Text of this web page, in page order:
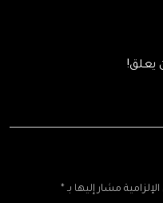
يعلق!
مشار إليها بـ *